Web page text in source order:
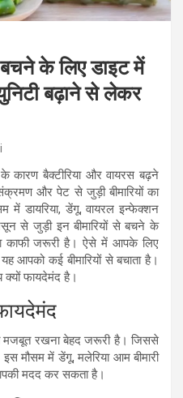
बचने के लिए डाइट में
बढ़ाने से लेकर
कारण बैक्टीरिया और वायरस बढ़ने
और पेट से जुड़ी बीमारियों का
में डायरिया, डेंगू, वायरल इन्फेक्शन
से जुड़ी इन बीमारियों से बचने के
काफी जरूरी है। ऐसे में आपके लिए
आपको कई बीमारियों से बचाता है।
फायदेमंद है।
मजबूत रखना बेहद जरूरी है। जिससे
मौसम में डेंगू, मलेरिया आम बीमारी
मदद कर सकता है।